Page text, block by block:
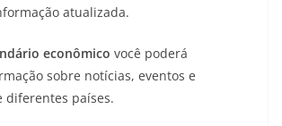
atualizada.
econômico você poderá
sobre notícias, eventos e
diferentes países.